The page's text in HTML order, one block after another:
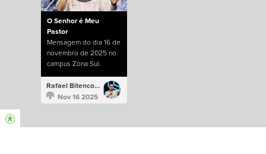
O Senhor é Meu
Pastor
Mensagem do dia 16 de
novembro de 2025 no
campus Zona Sul.
Rafael Bitencourt
Nov 16 2025